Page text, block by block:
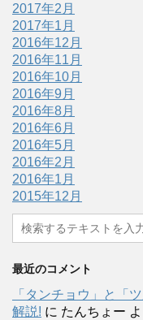
2017年2月
2017年1月
2016年12月
2016年11月
2016年10月
2016年9月
2016年8月
2016年6月
2016年5月
2016年2月
2016年1月
2015年12月
最近のコメント
「タンチョウ」と「
解説! に たんちょー